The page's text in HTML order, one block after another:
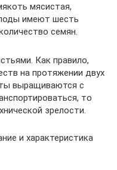
мясистая,
имеют шесть
семян.
Как правило,
на протяжении двух
выращиваются с
то
зрелости.
и характеристика